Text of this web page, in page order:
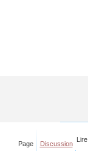
Page Discussion
Lire